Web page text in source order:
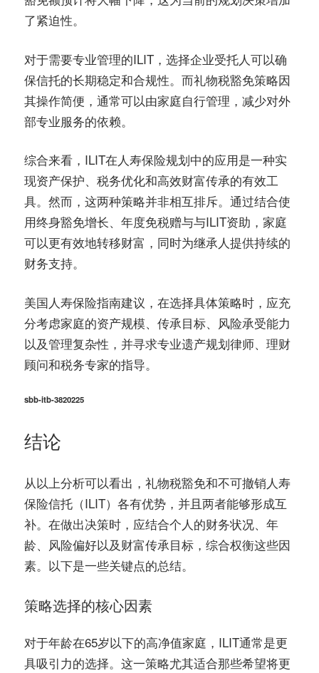
了紧迫性。
对于需要专业管理的ILIT，选择企业受托人可以确
保信托的长期稳定和合规性。而礼物税豁免策略因
其操作简便，通常可以由家庭自行管理，减少对外
部专业服务的依赖。
综合来看，ILIT在人寿保险规划中的应用是一种实
现资产保护、税务优化和高效财富传承的有效工
具。然而，这两种策略并非相互排斥。通过结合使
用终身豁免增长、年度免税赠与与ILIT资助，家庭
可以更有效地转移财富，同时为继承人提供持续的
财务支持。
美国人寿保险指南建议，在选择具体策略时，应充
分考虑家庭的资产规模、传承目标、风险承受能力
以及管理复杂性，并寻求专业遗产规划律师、理财
顾问和税务专家的指导。
sbb-itb-3820225
结论
从以上分析可以看出，礼物税豁免和不可撤销人寿
保险信托（ILIT）各有优势，并且两者能够形成互
补。在做出决策时，应结合个人的财务状况、年
龄、风险偏好以及财富传承目标，综合权衡这些因
素。以下是一些关键点的总结。
策略选择的核心因素
对于年龄在65岁以下的高净值家庭，ILIT通常是更
具吸引力的选择。这一策略尤其适合那些希望将更